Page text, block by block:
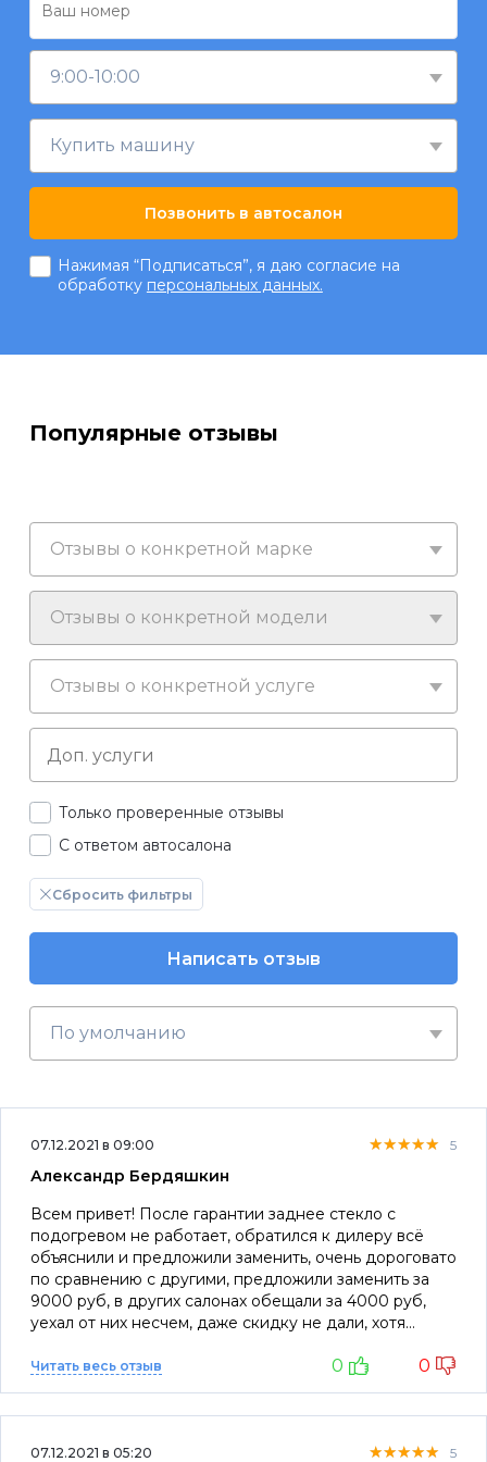
9:00-10:00
Купить машину
Позвонить в автосалон
Нажимая “Подписаться”, я даю согласие на
обработку персональных данных.
Популярные отзывы
Отзывы о конкретной марке
Отзывы о конкретной модели
Отзывы о конкретной услуге
Только проверенные отзывы
С ответом автосалона
Сбросить фильтры
Написать отзыв
По умолчанию
07.12.2021 в 09:00 ★★★★★
★★★★★
★★★★★ 5
Александр Бердяшкин
Всем привет! После гарантии заднее стекло с
подогревом не работает, обратился к дилеру всё
объяснили и предложили заменить, очень дороговато
по сравнению с другими, предложили заменить за
9000 руб, в других салонах обещали за 4000 руб,
уехал от них несчем, даже скидку не дали, хотя
Читать весь отзыв 0 0
07.12.2021 в 05:20 ★★★★★
★★★★★
★★★★★ 5